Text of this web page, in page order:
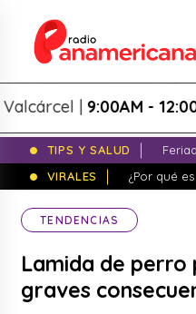
|9:00AM - 12:00PM
TIPS Y SALUD
VIRALES
¿Por qué
TENDENCIAS
Lamida de
graves